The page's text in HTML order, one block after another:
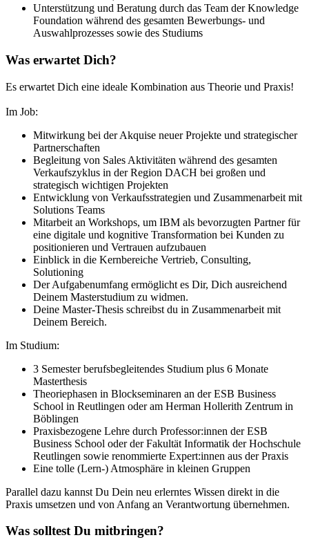
Unterstützung und Beratung durch das Team der Knowledge
Foundation während des gesamten Bewerbungs- und
Auswahlprozesses sowie des Studiums
Was erwartet Dich?
Es erwartet Dich eine ideale Kombination aus Theorie und Praxis!
Im Job:
Mitwirkung bei der Akquise neuer Projekte und strategischer
Partnerschaften
Begleitung von Sales Aktivitäten während des gesamten
Verkaufszyklus in der Region DACH bei großen und
strategisch wichtigen Projekten
Entwicklung von Verkaufsstrategien und Zusammenarbeit mit
Solutions Teams
Mitarbeit an Workshops, um IBM als bevorzugten Partner für
eine digitale und kognitive Transformation bei Kunden zu
positionieren und Vertrauen aufzubauen
Einblick in die Kernbereiche Vertrieb, Consulting,
Solutioning
Der Aufgabenumfang ermöglicht es Dir, Dich ausreichend
Deinem Masterstudium zu widmen.
Deine Master-Thesis schreibst du in Zusammenarbeit mit
Deinem Bereich.
Im Studium:
3 Semester berufsbegleitendes Studium plus 6 Monate
Masterthesis
Theoriephasen in Blockseminaren an der ESB Business
School in Reutlingen oder am Herman Hollerith Zentrum in
Böblingen
Praxisbezogene Lehre durch Professor:innen der ESB
Business School oder der Fakultät Informatik der Hochschule
Reutlingen sowie renommierte Expert:innen aus der Praxis
Eine tolle (Lern-) Atmosphäre in kleinen Gruppen
Parallel dazu kannst Du Dein neu erlerntes Wissen direkt in die
Praxis umsetzen und von Anfang an Verantwortung übernehmen.
Was solltest Du mitbringen?